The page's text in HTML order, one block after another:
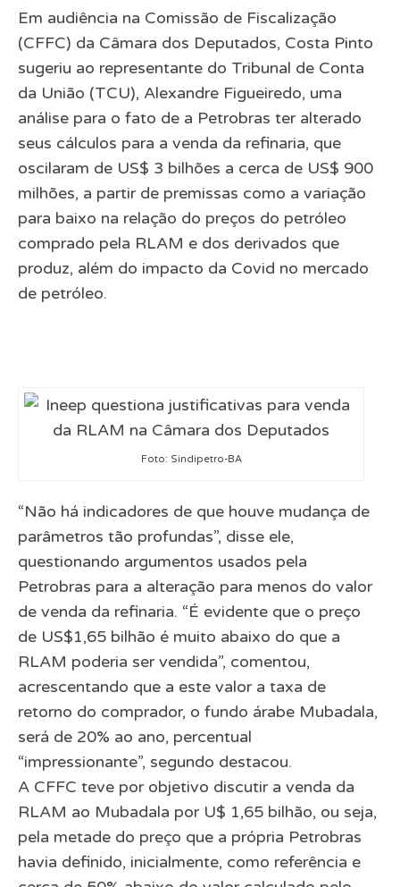
Em audiência na Comissão de Fiscalização
(CFFC) da Câmara dos Deputados, Costa Pinto
sugeriu ao representante do Tribunal de Conta
da União (TCU), Alexandre Figueiredo, uma
análise para o fato de a Petrobras ter alterado
seus cálculos para a venda da refinaria, que
oscilaram de US$ 3 bilhões a cerca de US$ 900
milhões, a partir de premissas como a variação
para baixo na relação do preços do petróleo
comprado pela RLAM e dos derivados que
produz, além do impacto da Covid no mercado
de petróleo.
Foto: Sindipetro-BA
“Não há indicadores de que houve mudança de
parâmetros tão profundas”, disse ele,
questionando argumentos usados pela
Petrobras para a alteração para menos do valor
de venda da refinaria. “É evidente que o preço
de US$1,65 bilhão é muito abaixo do que a
RLAM poderia ser vendida”, comentou,
acrescentando que a este valor a taxa de
retorno do comprador, o fundo árabe Mubadala,
será de 20% ao ano, percentual
“impressionante”, segundo destacou.
A CFFC teve por objetivo discutir a venda da
RLAM ao Mubadala por U$ 1,65 bilhão, ou seja,
pela metade do preço que a própria Petrobras
havia definido, inicialmente, como referência e